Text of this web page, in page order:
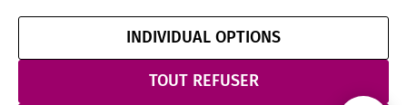
Copyright © 2026 Obadis GmbH
MentionsCGVConfidentialité
& Sécurité
Résilier le contrat
INDIVIDUAL OPTIONS
TOUT REFUSER